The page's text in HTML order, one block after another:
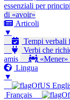
essenziali per
di «avoir»
Articoli
▼
Tempi verbali
Verbi che
amis
«Mener»
Lingua
▼
Français